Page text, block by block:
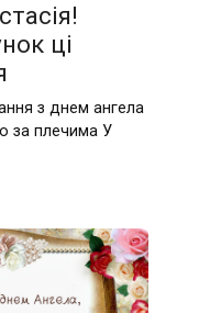
ці
з днем ангела
за плечима У